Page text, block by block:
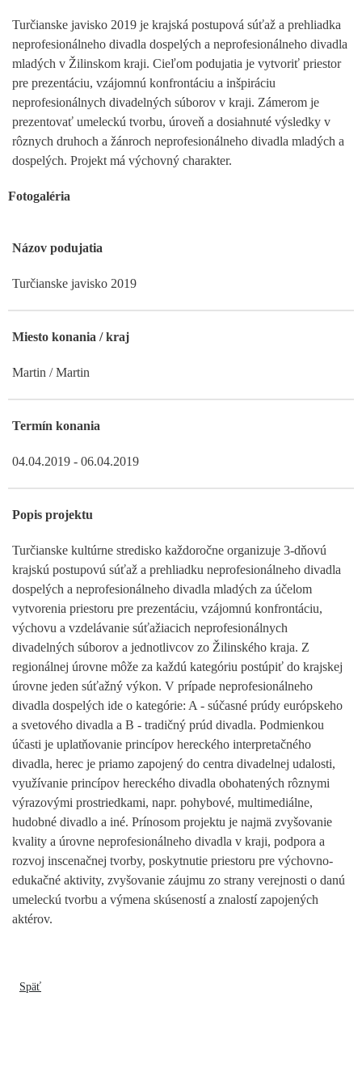
Turčianske javisko 2019 je krajská postupová súťaž a prehliadka
neprofesionálneho divadla dospelých a neprofesionálneho divadla
mladých v Žilinskom kraji. Cieľom podujatia je vytvoriť priestor
pre prezentáciu, vzájomnú konfrontáciu a inšpiráciu
neprofesionálnych divadelných súborov v kraji. Zámerom je
prezentovať umeleckú tvorbu, úroveň a dosiahnuté výsledky v
rôznych druhoch a žánroch neprofesionálneho divadla mladých a
dospelých. Projekt má výchovný charakter.
Fotogaléria
Názov podujatia
Turčianske javisko 2019
Miesto konania / kraj
Martin / Martin
Termín konania
04.04.2019 - 06.04.2019
Popis projektu
Turčianske kultúrne stredisko každoročne organizuje 3-dňovú
krajskú postupovú súťaž a prehliadku neprofesionálneho divadla
dospelých a neprofesionálneho divadla mladých za účelom
vytvorenia priestoru pre prezentáciu, vzájomnú konfrontáciu,
výchovu a vzdelávanie súťažiacich neprofesionálnych
divadelných súborov a jednotlivcov zo Žilinského kraja. Z
regionálnej úrovne môže za každú kategóriu postúpiť do krajskej
úrovne jeden súťažný výkon. V prípade neprofesionálneho
divadla dospelých ide o kategórie: A - súčasné prúdy európskeho
a svetového divadla a B - tradičný prúd divadla. Podmienkou
účasti je uplatňovanie princípov hereckého interpretačného
divadla, herec je priamo zapojený do centra divadelnej udalosti,
využívanie princípov hereckého divadla obohatených rôznymi
výrazovými prostriedkami, napr. pohybové, multimediálne,
hudobné divadlo a iné. Prínosom projektu je najmä zvyšovanie
kvality a úrovne neprofesionálneho divadla v kraji, podpora a
rozvoj inscenačnej tvorby, poskytnutie priestoru pre výchovno-
edukačné aktivity, zvyšovanie záujmu zo strany verejnosti o danú
umeleckú tvorbu a výmena skúseností a znalostí zapojených
aktérov.
Späť